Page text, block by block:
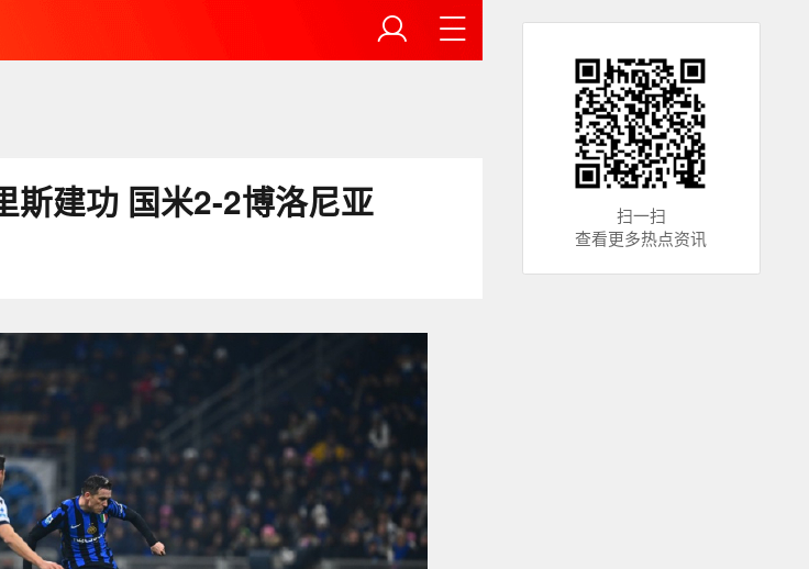
斯建功 国米2-2博洛尼亚
扫一扫
查看更多热点资讯